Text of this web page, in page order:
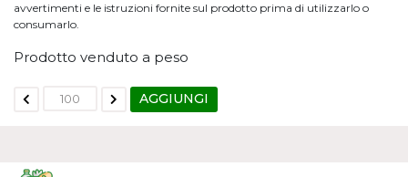
avvertimenti e le istruzioni fornite sul prodotto prima di utilizzarlo o
consumarlo.
Prodotto venduto a peso
AGGIUNGI